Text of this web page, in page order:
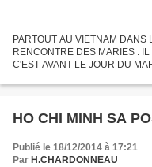
PARTOUT AU VIETNAM DANS
RENCONTRE DES MARIES .
C'EST AVANT LE JOUR DU
D'ATTENTION PAR LE
HO CHI MINH SA
Publié le 18/12/2014 à 17:21
Par H.CHARDONNEAU